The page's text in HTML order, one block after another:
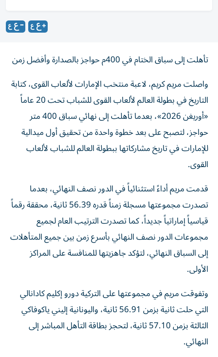
تأهلت إلى سباق الختام في 400م حواجز بالصدارة وأفضل زمن
واصلت مريم كريم، لاعبة منتخب الإمارات لألعاب القوى، كتابة
التاريخ في بطولة العالم لألعاب القوى للشباب تحت 20 عاماً
«أوريغن 2026»، بعدما تأهلت إلى نهائي سباق 400 متر
حواجز، لتصبح على بعد خطوة واحدة من تحقيق أول ميدالية
للإمارات في تاريخ مشاركاتها ببطولة العالم للشباب لألعاب
القوى.
قدمت مريم أداءً استثنائياً في الدور نصف النهائي، بعدما
تصدرت مجموعتها مسجلة زمناً قدره 56.39 ثانية، محققة رقماً
قياسياً إماراتياً جديداً، كما تصدرت الترتيب العام لجميع
مجموعات الدور نصف النهائي بأسرع زمن بين جميع المتأهلات
إلى السباق النهائي، لتؤكد جاهزيتها للمنافسة على المراكز
الأولى.
وتفوقت مريم في مجموعتها على التركية دورو إكليم كادانالي
التي حلت ثانية بزمن 56.91 ثانية، واليونانية إليني ياكوفاكي
الثالثة بزمن 57.10 ثانية، لتحجز بطاقة التأهل المباشر إلى
النهائي.